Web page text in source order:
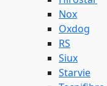
Nox
Oxdog
RS
Siux
Starvie